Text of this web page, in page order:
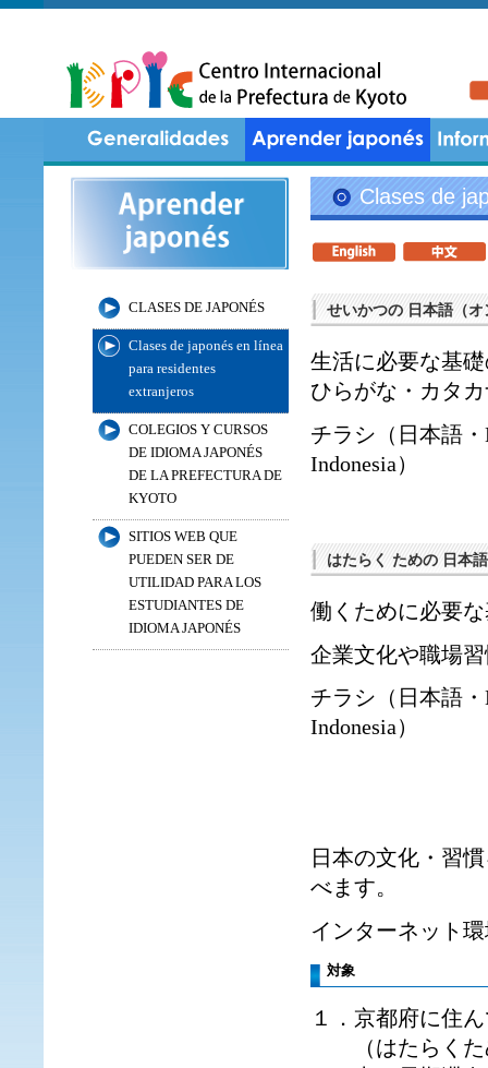
Clases de
せいかつの 日本語（オ
生活に必要な基
ひらがな・カタ
チラシ（ 日本語 ・
Indonesia）
はたらく ための 日本
働くために必要
企業文化や職場
チラシ（ 日本語 ・
Indonesia）
日本の文化・習
べます。
インターネット
対象
１．京都府に住
（はたらくた
CLASES DE JAPONÉS
Clases de japonés en línea
para residentes
extranjeros
COLEGIOS Y CURSOS
DE IDIOMA JAPONÉS
DE LA PREFECTURA DE
KYOTO
SITIOS WEB QUE
PUEDEN SER DE
UTILIDAD PARA LOS
ESTUDIANTES DE
IDIOMA JAPONÉS